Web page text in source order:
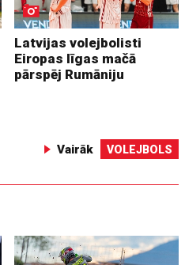
Latvijas volejbolisti
Eiropas līgas mačā
pārspēj Rumāniju
Vairāk VOLEJBOLS